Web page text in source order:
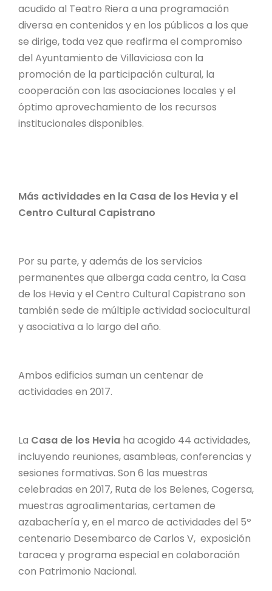
acudido al Teatro Riera a una programación
diversa en contenidos y en los públicos a los que
se dirige, toda vez que reafirma el compromiso
del Ayuntamiento de Villaviciosa con la
promoción de la participación cultural, la
cooperación con las asociaciones locales y el
óptimo aprovechamiento de los recursos
institucionales disponibles.
Más actividades en la Casa de los Hevia y el
Centro Cultural Capistrano
Por su parte, y además de los servicios
permanentes que alberga cada centro, la Casa
de los Hevia y el Centro Cultural Capistrano son
también sede de múltiple actividad sociocultural
y asociativa a lo largo del año.
Ambos edificios suman un centenar de
actividades en 2017.
La Casa de los Hevia ha acogido 44 actividades,
incluyendo reuniones, asambleas, conferencias y
sesiones formativas. Son 6 las muestras
celebradas en 2017, Ruta de los Belenes, Cogersa,
muestras agroalimentarias, certamen de
azabachería y, en el marco de actividades del 5º
centenario Desembarco de Carlos V, exposición
taracea y programa especial en colaboración
con Patrimonio Nacional.